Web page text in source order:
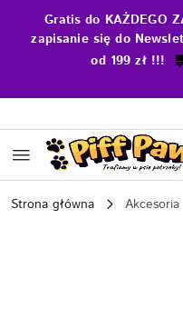
Przejdź do treści
Przejdź do
Przejdź do moje
Przejdź do menu
Przejdź do opisu
Przejdź do stopki
Gratis do KAŻDEGO
zapisanie się do
od 199 zł !!!
Strona główna Akcesoria